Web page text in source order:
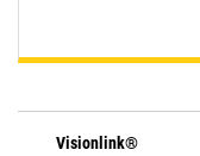
Visionlink®